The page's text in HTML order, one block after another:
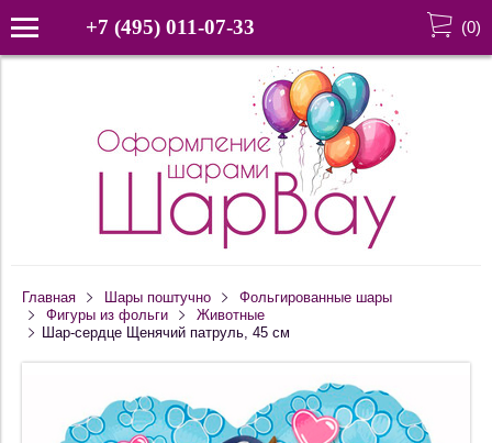
+7 (495) 011-07-33 (0)
Главная Шары поштучно
Фольгированные шары
Фигуры из фольги
Животные
Шар-сердце Щенячий патруль, 45 см